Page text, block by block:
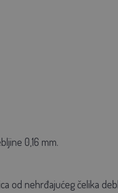
0,16 mm.
od nehrđajućeg čelika